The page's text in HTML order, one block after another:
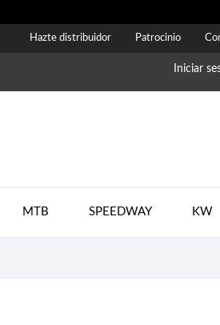
Hazte distribuidor Patrocinio
Iniciar
MTB SPEEDWAY KW